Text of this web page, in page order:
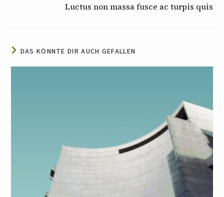
Luctus non massa fusce ac turpis quis
DAS KÖNNTE DIR AUCH GEFALLEN